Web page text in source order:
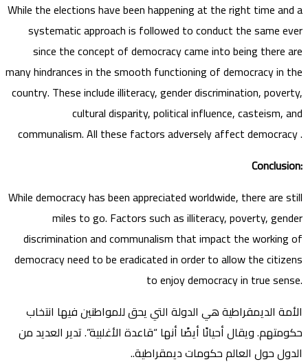
While the elections have been happening at the right time and a
systematic approach is followed to conduct the same ever
since the concept of democracy came into being there are
many hindrances in the smooth functioning of democracy in the
country. These include illiteracy, gender discrimination, poverty,
cultural disparity, political influence, casteism, and
communalism. All these factors adversely affect democracy .
Conclusion:
While democracy has been appreciated worldwide, there are still
miles to go. Factors such as illiteracy, poverty, gender
discrimination and communalism that impact the working of
democracy need to be eradicated in order to allow the citizens
to enjoy democracy in true sense.
الأمة الديمقراطية هي الدولة التي يحق للمواطنين فيها انتخاب
حكومتهم. ويقال أحيانًا أيضًا أنها “قاعدة الأغلبية”. تدير العديد من
الدول حول العالم حكومات ديمقراطية..